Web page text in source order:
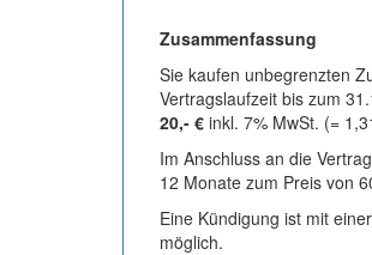
Zusammenfassung
Sie kaufen unbegrenzten
Vertragslaufzeit bis zum
20,- € inkl. 7% MwSt. (=
Im Anschluss an die
12 Monate zum Preis von
Eine Kündigung ist mit
möglich.